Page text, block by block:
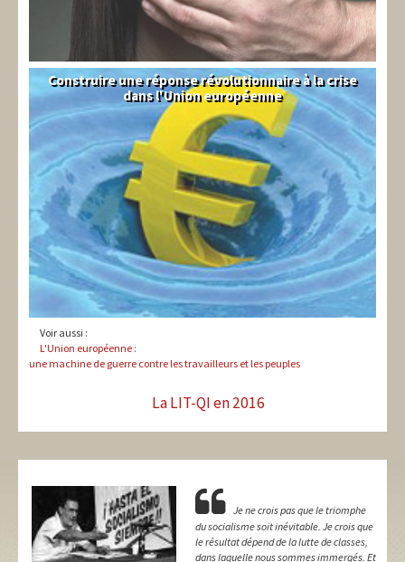
Syndical
Construire une réponse révolutionnaire à la crise
dans l'Union européenne
Voir aussi :
L'Union européenne :
une machine de guerre contre les travailleurs et les peuples
La LIT-QI en 2016
Je ne crois pas que le triomphe
du socialisme soit inévitable. Je crois que
le résultat dépend de la lutte de classes,
dans laquelle nous sommes immergés. Et